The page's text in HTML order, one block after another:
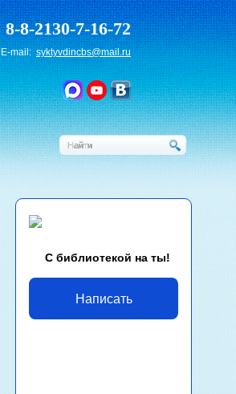
8-8-2130-7-16-72
E-mail:syktyvdincbs@mail.ru
С библиотекой на ты!
Написать